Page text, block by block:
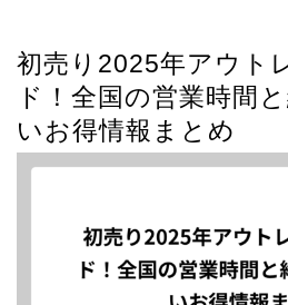
初売り2025年アウト
ド！全国の営業時間
いお得情報まとめ